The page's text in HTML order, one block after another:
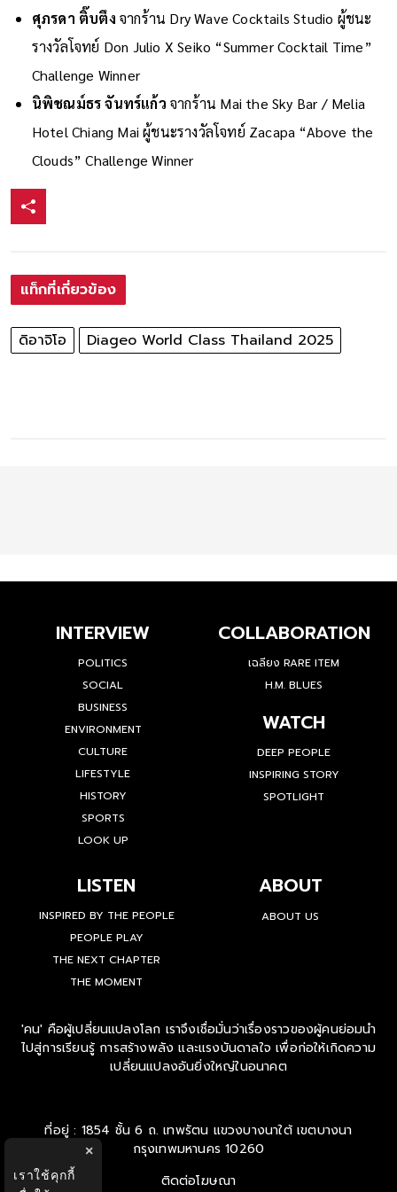
ศุภรดา ติ๊บตึงจากร้าน Dry Wave Cocktails Studio ผู้ชนะ
รางวัลโจทย์ Don Julio X Seiko “Summer Cocktail Time”
Challenge Winner
นิพิชณม์ธร จันทร์แก้ว จากร้าน Mai the Sky Bar / Melia
Hotel Chiang Mai ผู้ชนะรางวัลโจทย์ Zacapa “Above the
Clouds” Challenge Winner
แท็กที่เกี่ยวข้อง
ดิอาจิโอ Diageo World Class Thailand 2025
INTERVIEW
POLITICS
SOCIAL
BUSINESS
ENVIRONMENT
CULTURE
LIFESTYLE
HISTORY
SPORTS
LOOK UP
COLLABORATION
เฉลียง RARE ITEM
H.M. BLUES
WATCH
DEEP PEOPLE
INSPIRING STORY
SPOTLIGHT
LISTEN
INSPIRED BY THE PEOPLE
PEOPLE PLAY
THE NEXT CHAPTER
THE MOMENT
ABOUT
ABOUT US
'คน' คือผู้เปลี่ยนแปลงโลก เราจึงเชื่อมั่นว่าเรื่องราวของผู้คนย่อมนำ
ไปสู่การเรียนรู้ การสร้างพลัง และแรงบันดาลใจ เพื่อก่อให้เกิดความ
เปลี่ยนแปลงอันยิ่งใหญ่ในอนาคต
ที่อยู่ : 1854 ชั้น 6 ถ. เทพรัตน แขวงบางนาใต้ เขตบางนา
กรุงเทพมหานคร 10260
ติดต่อโฆษณา
×
เราใช้คุกกี้